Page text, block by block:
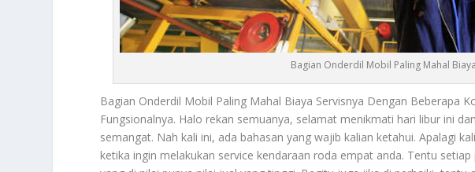
Bagian Onderdil Mobil Paling Mahal
Bagian Onderdil Mobil Paling Mahal Biaya Servisnya Dengan Beberapa
Fungsionalnya. Halo rekan semuanya, selamat menikmati hari libur ini
semangat. Nah kali ini, ada bahasan yang wajib kalian ketahui. Apalagi
ketika ingin melakukan service kendaraan roda empat anda. Tentu